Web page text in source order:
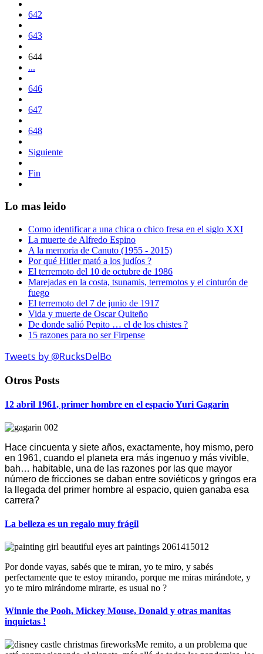
642
643
644
...
646
647
648
Siguiente
Fin
Lo mas leido
Como identificar a una chica o chico fresa en el siglo XXI
La muerte de Alfredo Espino
A la memoria de Canuto (1955 - 2015)
Por qué Hitler mató a los judíos ?
El terremoto del 10 de octubre de 1986
Marejadas en la costa, tsunamis, terremotos y el cinturón de
fuego
El terremoto del 7 de junio de 1917
Vida y muerte de Oscar Quiteño
De donde salió Pepito … el de los chistes ?
15 razones para no ser Firpense
Tweets by @RucksDelBo
Otros Posts
12 abril 1961, primer hombre en el espacio Yuri Gagarin
Hace cincuenta y siete años, exactamente, hoy mismo, pero
en 1961, cuando el planeta era más ingenuo y más vivible,
bah… habitable, una de las razones por las que mayor
número de fricciones se daban entre soviéticos y gringos era
la llegada del primer hombre al espacio, quien ganaba esa
carrera?
La belleza es un regalo muy frágil
Por donde vayas, sabés que te miran, yo te miro, y sabés
perfectamente que te estoy mirando, porque me miras mirándote, y
yo te miro mirándome mirarte, es usual no ?
Winnie the Pooh, Mickey Mouse, Donald y otras manitas
inquietas !
Me remito, a un problema que